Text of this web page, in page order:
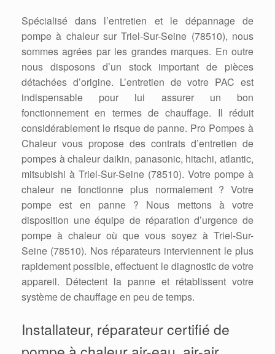
Spécialisé dans l’entretien et le dépannage de
pompe à chaleur sur Triel-Sur-Seine (78510), nous
sommes agrées par les grandes marques. En outre
nous disposons d’un stock important de pièces
détachées d’origine. L’entretien de votre PAC est
indispensable pour lui assurer un bon
fonctionnement en termes de chauffage. Il réduit
considérablement le risque de panne. Pro Pompes à
Chaleur vous propose des contrats d’entretien de
pompes à chaleur daikin, panasonic, hitachi, atlantic,
mitsubishi à Triel-Sur-Seine (78510). Votre pompe à
chaleur ne fonctionne plus normalement ? Votre
pompe est en panne ? Nous mettons à votre
disposition une équipe de réparation d’urgence de
pompe à chaleur où que vous soyez à Triel-Sur-
Seine (78510). Nos réparateurs interviennent le plus
rapidement possible, effectuent le diagnostic de votre
appareil. Détectent la panne et rétablissent votre
système de chauffage en peu de temps.
Installateur, réparateur certifié de